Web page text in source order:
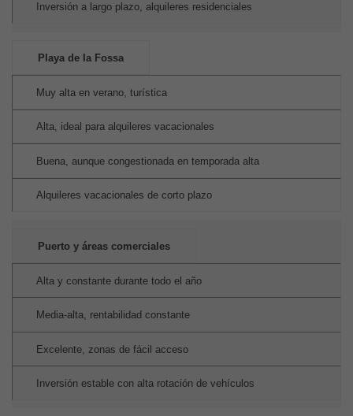
Inversión a largo plazo, alquileres residenciales
Playa de la Fossa
Muy alta en verano, turística
Alta, ideal para alquileres vacacionales
Buena, aunque congestionada en temporada alta
Alquileres vacacionales de corto plazo
Puerto y áreas comerciales
Alta y constante durante todo el año
Media-alta, rentabilidad constante
Excelente, zonas de fácil acceso
Inversión estable con alta rotación de vehículos